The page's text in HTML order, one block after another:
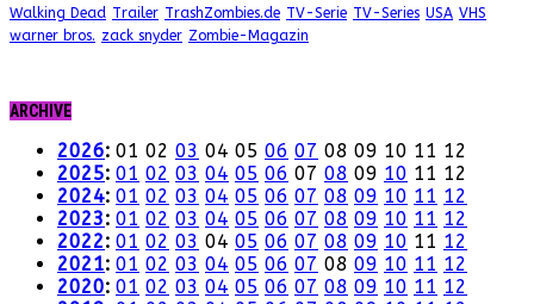
Walking Dead Trailer TrashZombies.de TV-Serie TV-Series USA VHS
warner bros. zack snyder Zombie-Magazin
ARCHIVE
2026: 01 02 03 04 05 06 07 08 09 10 11 12
2025: 01 02 03 04 05 06 07 08 09 10 11 12
2024: 01 02 03 04 05 06 07 08 09 10 11 12
2023: 01 02 03 04 05 06 07 08 09 10 11 12
2022: 01 02 03 04 05 06 07 08 09 10 11 12
2021: 01 02 03 04 05 06 07 08 09 10 11 12
2020: 01 02 03 04 05 06 07 08 09 10 11 12